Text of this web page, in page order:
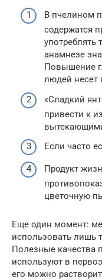
В пчелином
содержатся
употреблять
анамнезе
Повышение
людей несет
«Сладкий
привести к
Если часто
Продукт
цветочную
Еще один момент:
использовать лишь
Полезные качества
используют в
его можно